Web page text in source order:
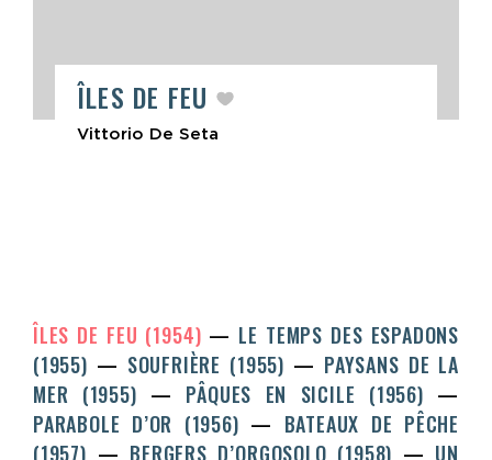
ÎLES DE FEU
Vittorio De Seta
ÎLES DE FEU (1954)
LE TEMPS DES ESPADONS
(1955)
SOUFRIÈRE (1955)
PAYSANS DE LA
MER (1955)
PÂQUES EN SICILE (1956)
PARABOLE D’OR (1956)
BATEAUX DE PÊCHE
(1957)
BERGERS D’ORGOSOLO (1958)
UN